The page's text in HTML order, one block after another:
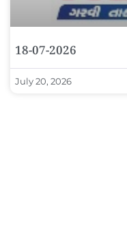
18-07-2026
July 20, 2026